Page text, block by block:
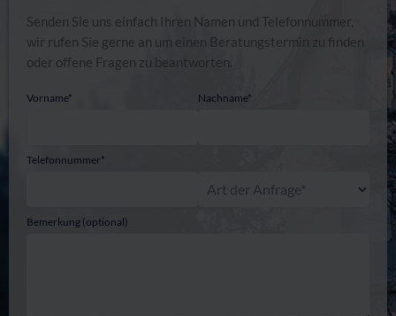
Senden Sie uns einfach Ihren Namen und Telefonnummer,
wir rufen Sie gerne an um einen Beratungstermin zu finden
oder offene Fragen zu beantworten.
Vorname* Nachname*
Telefonnummer*
Art der Anfrage*
Bemerkung (optional)